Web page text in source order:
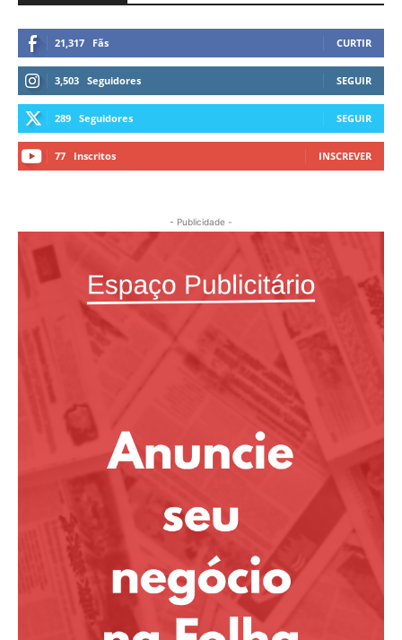
21,317 Fãs CURTIR
3,503 Seguidores SEGUIR
289 Seguidores SEGUIR
77 Inscritos INSCREVER
- Publicidade -